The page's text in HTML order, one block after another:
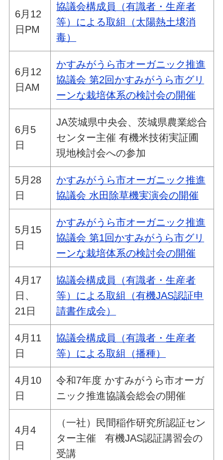
6月12
日PM
協議会構成員（有識者・生産者
等）による取組（太陽熱土壌消
毒）
6月12
日AM
かすみがうら市オーガニック推進
協議会 第2回かすみがうら市グリ
ーンな栽培体系の検討会の開催
6月5
日
JA茨城県中央会、茨城県農業総合
センター主催 有機米技術実証圃
現地検討会への参加
5月28
日
かすみがうら市オーガニック推進
協議会 水田除草機実演会の開催
5月15
日
かすみがうら市オーガニック推進
協議会 第1回かすみがうら市グリ
ーンな栽培体系の検討会の開催
4月17
日、
21日
協議会構成員（有識者・生産者
等）による取組（有機JAS認証申
請書作成会）
4月11
日
協議会構成員（有識者・生産者
等）による取組（播種）
4月10
日
令和7年度 かすみがうら市オーガ
ニック推進協議会総会の開催
4月4
日
（一社）民間稲作研究所認証セン
ター主催 有機JAS認証講習会の
受講